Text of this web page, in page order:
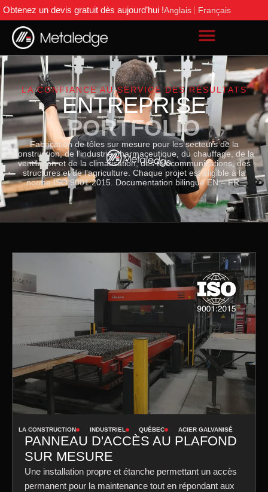
Obtenez un devis gratuit dès aujourd’hui !Anglais Français
LA CONFIANCE AU SERVICE DES RÉSULTATS
ENTREPRISE
PORTFOLIO
Fabrication de tôles sur mesure pour les secteurs de la
construction, de l’industrie pharmaceutique, du chauffage, de la
ventilation et de la climatisation, des télécommunications, des
structures et de l’agriculture. Chaque projet est éligible à la
norme ISO 9001:2015. Documentation bilingue EN – FR.
LA CONSTRUCTION INDUSTRIEL QUÉBEC ACIER GALVANISÉ
PANNEAU D'ACCÈS AU PLAFOND
SUR MESURE
Une installation propre et étanche permettant un accès
permanent pour la maintenance tout en répondant aux